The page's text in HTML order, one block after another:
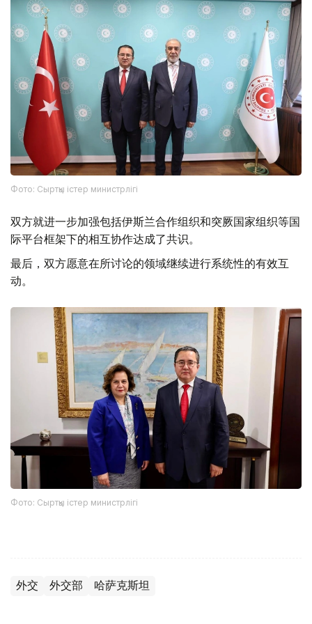
Фото: Сыртқы істер министрлігі
双方就进一步加强包括伊斯兰合作组织和突厥国家组织等国
际平台框架下的相互协作达成了共识。
最后，双方愿意在所讨论的领域继续进行系统性的有效互
动。
Фото: Сыртқы істер министрлігі
外交 外交部 哈萨克斯坦